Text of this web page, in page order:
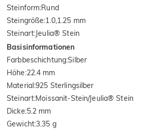
Steinform:Rund
Steingröße:1.0,1.25 mm
Steinart:Jeulia® Stein
Basisinformationen
Farbbeschichtung:Silber
Höhe:22.4 mm
Material:925 Sterlingsilber
Steinart:Moissanit-Stein/Jeulia® Stein
Dicke:5.2 mm
Gewicht:3.35 g